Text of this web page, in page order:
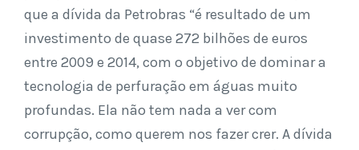
que a dívida da Petrobras “é resultado de um
investimento de quase 272 bilhões de euros
entre 2009 e 2014, com o objetivo de dominar a
tecnologia de perfuração em águas muito
profundas. Ela não tem nada a ver com
corrupção, como querem nos fazer crer. A dívida